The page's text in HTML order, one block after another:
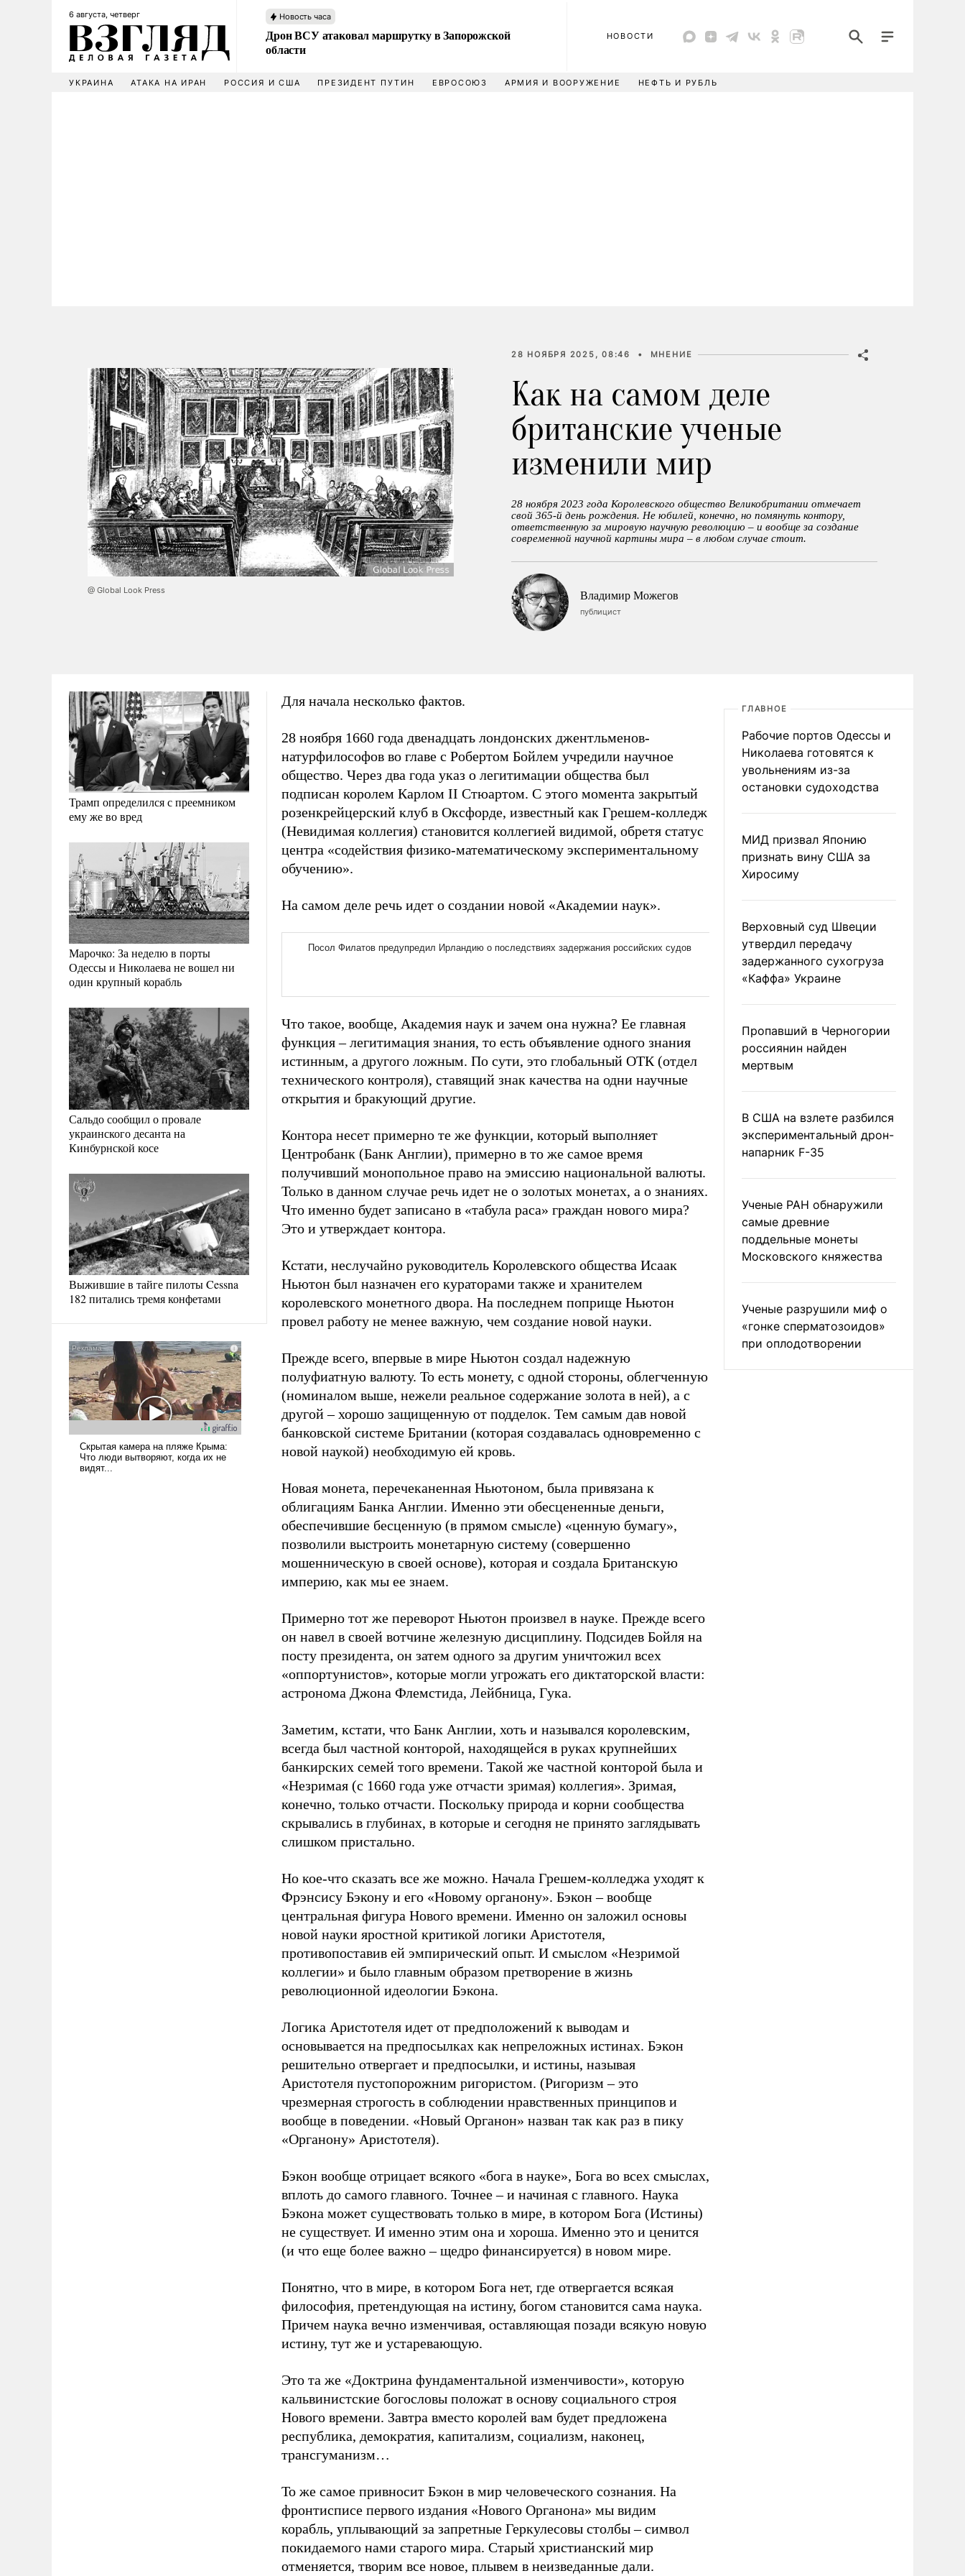
6 августа, четверг Новость часа
Дрон ВСУ атаковал маршрутку в Запорожской
области
НОВОСТИ
УКРАИНА АТАКА НА ИРАН РОССИЯ И США ПРЕЗИДЕНТ ПУТИН ЕВРОСОЮЗ АРМИЯ И ВООРУЖЕНИЕ НЕФТЬ И РУБЛЬ
@ Global Look Press
28 НОЯБРЯ 2025, 08:46 • МНЕНИЕ
Как на самом деле
британские ученые
изменили мир
28 ноября 2023 года Королевского общество Великобритании отмечает
свой 365-й день рождения. Не юбилей, конечно, но помянуть контору,
ответственную за мировую научную революцию – и вообще за создание
современной научной картины мира – в любом случае стоит.
Владимир Можегов
публицист
Трамп определился с преемником
ему же во вред
Марочко: За неделю в порты
Одессы и Николаева не вошел ни
один крупный корабль
Сальдо сообщил о провале
украинского десанта на
Кинбурнской косе
Выжившие в тайге пилоты Cessna
182 питались тремя конфетами
Для начала несколько фактов.
28 ноября 1660 года двенадцать лондонских джентльменов-
натурфилософов во главе с Робертом Бойлем учредили научное
общество. Через два года указ о легитимации общества был
подписан королем Карлом II Стюартом. С этого момента закрытый
розенкрейцерский клуб в Оксфорде, известный как Грешем-колледж
(Невидимая коллегия) становится коллегией видимой, обретя статус
центра «содействия физико-математическому экспериментальному
обучению».
На самом деле речь идет о создании новой «Академии наук».
Что такое, вообще, Академия наук и зачем она нужна? Ее главная
функция – легитимация знания, то есть объявление одного знания
истинным, а другого ложным. По сути, это глобальный ОТК (отдел
технического контроля), ставящий знак качества на одни научные
открытия и бракующий другие.
Контора несет примерно те же функции, который выполняет
Центробанк (Банк Англии), примерно в то же самое время
получивший монопольное право на эмиссию национальной валюты.
Только в данном случае речь идет не о золотых монетах, а о знаниях.
Что именно будет записано в «табула раса» граждан нового мира?
Это и утверждает контора.
Кстати, неслучайно руководитель Королевского общества Исаак
Ньютон был назначен его кураторами также и хранителем
королевского монетного двора. На последнем поприще Ньютон
провел работу не менее важную, чем создание новой науки.
Прежде всего, впервые в мире Ньютон создал надежную
полуфиатную валюту. То есть монету, с одной стороны, облегченную
(номиналом выше, нежели реальное содержание золота в ней), а с
другой – хорошо защищенную от подделок. Тем самым дав новой
банковской системе Британии (которая создавалась одновременно с
новой наукой) необходимую ей кровь.
Новая монета, перечеканенная Ньютоном, была привязана к
облигациям Банка Англии. Именно эти обесцененные деньги,
обеспечившие бесценную (в прямом смысле) «ценную бумагу»,
позволили выстроить монетарную систему (совершенно
мошенническую в своей основе), которая и создала Британскую
империю, как мы ее знаем.
Примерно тот же переворот Ньютон произвел в науке. Прежде всего
он навел в своей вотчине железную дисциплину. Подсидев Бойля на
посту президента, он затем одного за другим уничтожил всех
«оппортунистов», которые могли угрожать его диктаторской власти:
астронома Джона Флемстида, Лейбница, Гука.
Заметим, кстати, что Банк Англии, хоть и назывался королевским,
всегда был частной конторой, находящейся в руках крупнейших
банкирских семей того времени. Такой же частной конторой была и
«Незримая (с 1660 года уже отчасти зримая) коллегия». Зримая,
конечно, только отчасти. Поскольку природа и корни сообщества
скрывались в глубинах, в которые и сегодня не принято заглядывать
слишком пристально.
Но кое-что сказать все же можно. Начала Грешем-колледжа уходят к
Фрэнсису Бэкону и его «Новому органону». Бэкон – вообще
центральная фигура Нового времени. Именно он заложил основы
новой науки яростной критикой логики Аристотеля,
противопоставив ей эмпирический опыт. И смыслом «Незримой
коллегии» и было главным образом претворение в жизнь
революционной идеологии Бэкона.
Логика Аристотеля идет от предположений к выводам и
основывается на предпосылках как непреложных истинах. Бэкон
решительно отвергает и предпосылки, и истины, называя
Аристотеля пустопорожним ригористом. (Ригоризм – это
чрезмерная строгость в соблюдении нравственных принципов и
вообще в поведении. «Новый Органон» назван так как раз в пику
«Органону» Аристотеля).
Бэкон вообще отрицает всякого «бога в науке», Бога во всех смыслах,
вплоть до самого главного. Точнее – и начиная с главного. Наука
Бэкона может существовать только в мире, в котором Бога (Истины)
не существует. И именно этим она и хороша. Именно это и ценится
(и что еще более важно – щедро финансируется) в новом мире.
Понятно, что в мире, в котором Бога нет, где отвергается всякая
философия, претендующая на истину, богом становится сама наука.
Причем наука вечно изменчивая, оставляющая позади всякую новую
истину, тут же и устаревающую.
Это та же «Доктрина фундаментальной изменчивости», которую
кальвинистские богословы положат в основу социального строя
Нового времени. Завтра вместо королей вам будет предложена
республика, демократия, капитализм, социализм, наконец,
трансгуманизм…
То же самое привносит Бэкон в мир человеческого сознания. На
фронтисписе первого издания «Нового Органона» мы видим
корабль, уплывающий за запретные Геркулесовы столбы – символ
покидаемого нами старого мира. Старый христианский мир
отменяется, творим все новое, плывем в неизведанные дали.
ГЛАВНОЕ
Рабочие портов Одессы и
Николаева готовятся к
увольнениям из-за
остановки судоходства
МИД призвал Японию
признать вину США за
Хиросиму
Верховный суд Швеции
утвердил передачу
задержанного сухогруза
«Каффа» Украине
Пропавший в Черногории
россиянин найден
мертвым
В США на взлете разбился
экспериментальный дрон-
напарник F-35
Ученые РАН обнаружили
самые древние
поддельные монеты
Московского княжества
Ученые разрушили миф о
«гонке сперматозоидов»
при оплодотворении